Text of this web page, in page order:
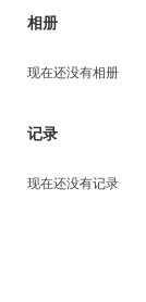
相册
现在还没有相册
记录
现在还没有记录